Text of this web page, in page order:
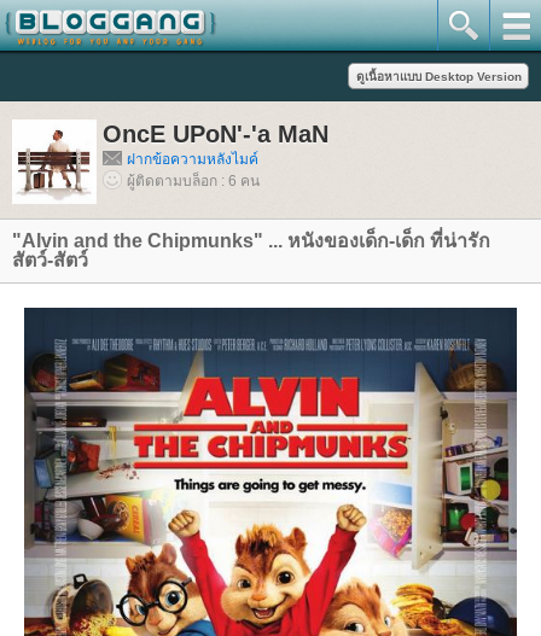
OncE UPoN'-'a MaN
ฝากข้อความหลังไมค์
ผู้ติดตามบล็อก : 6 คน
"Alvin and the Chipmunks" ... หนังของเด็ก-เด็ก ที่น่ารัก
สัตว์-สัตว์